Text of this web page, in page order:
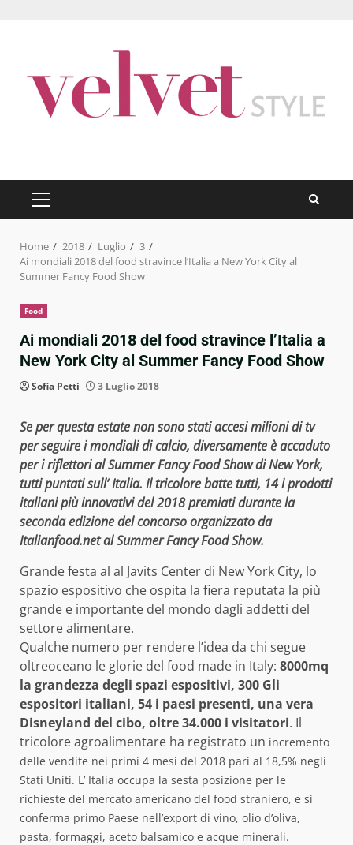
PRIMARY
MENU
Home 2018 Luglio
3
Ai mondiali 2018 del food stravince l’Italia a New York City al
Summer Fancy Food Show
Food
Ai mondiali 2018 del food stravince l’Italia a
New York City al Summer Fancy Food Show
Sofia Petti 3 Luglio 2018
Se per questa estate non sono stati accesi milioni di tv
per seguire i mondiali di calcio, diversamente è accaduto
per i riflettori al Summer Fancy Food Show di New York,
tutti puntati sull’ Italia. Il tricolore batte tutti, 14 i prodotti
italiani più innovativi del 2018 premiati durante la
seconda edizione del concorso organizzato da
Italianfood.net al Summer Fancy Food Show.
Grande festa al al Javits Center di New York City, lo
spazio espositivo che ospita la fiera reputata la più
grande e importante del mondo dagli addetti del
settore alimentare.
Qualche numero per rendere l’idea da chi segue
oltreoceano le glorie del food made in Italy: 8000mq
la grandezza degli spazi espositivi, 300 Gli
espositori italiani, 54 i paesi presenti, una vera
Disneyland del cibo, oltre 34.000 i visitatori. Il
tricolore agroalimentare ha registrato un incremento
delle vendite nei primi 4 mesi del 2018 pari al 18,5% negli
Stati Uniti. L’ Italia occupa la sesta posizione per le
richieste del mercato americano del food straniero, e si
conferma primo Paese nell’export di vino, olio d’oliva,
pasta, formaggi, aceto balsamico e acque minerali.